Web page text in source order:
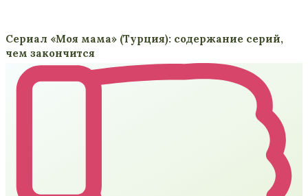
Сериал «Моя мама» (Турция): содержание серий,
чем закончится